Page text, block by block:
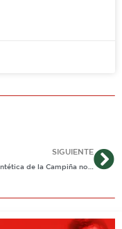
SIGUIENTE
Cancha sintética de la Campiña no da más